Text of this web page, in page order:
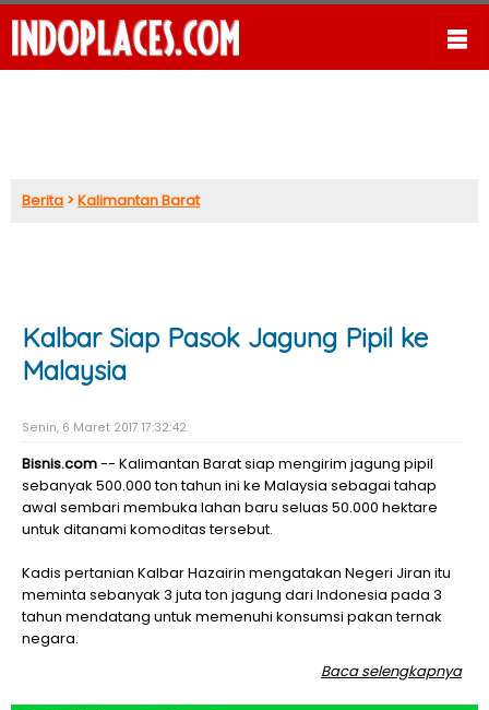
Berita >Kalimantan Barat
Kalbar Siap Pasok Jagung Pipil ke
Malaysia
Senin, 6 Maret 2017 17:32:42
Bisnis.com-- Kalimantan Barat siap mengirim jagung pipil
sebanyak 500.000 ton tahun ini ke Malaysia sebagai tahap
awal sembari membuka lahan baru seluas 50.000 hektare
untuk ditanami komoditas tersebut.
Kadis pertanian Kalbar Hazairin mengatakan Negeri Jiran itu
meminta sebanyak 3 juta ton jagung dari Indonesia pada 3
tahun mendatang untuk memenuhi konsumsi pakan ternak
negara.
Baca selengkapnya